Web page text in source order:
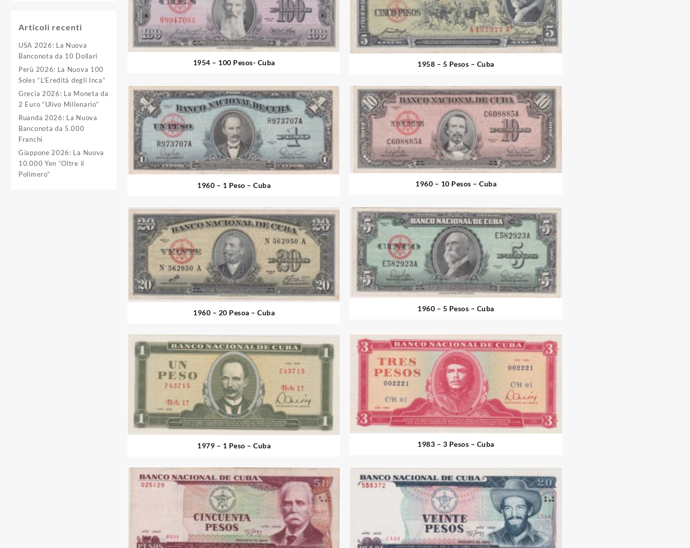
Articoli recenti
USA 2026: La Nuova
Banconota da 10 Dollari
Perù 2026: La Nuova 100
Soles “L’Eredità degli Inca”
Grecia 2026: La Moneta da
2 Euro “Ulivo Millenario”
Ruanda 2026: La Nuova
Banconota da 5.000
Franchi
Giappone 2026: La Nuova
10.000 Yen “Oltre il
Polimero”
1954 – 100 Pesos- Cuba 1958 – 5 Pesos – Cuba
1960 – 1 Peso – Cuba 1960 – 10 Pesos – Cuba
1960 – 20 Pesoa – Cuba 1960 – 5 Pesos – Cuba
1979 – 1 Peso – Cuba 1983 – 3 Pesos – Cuba